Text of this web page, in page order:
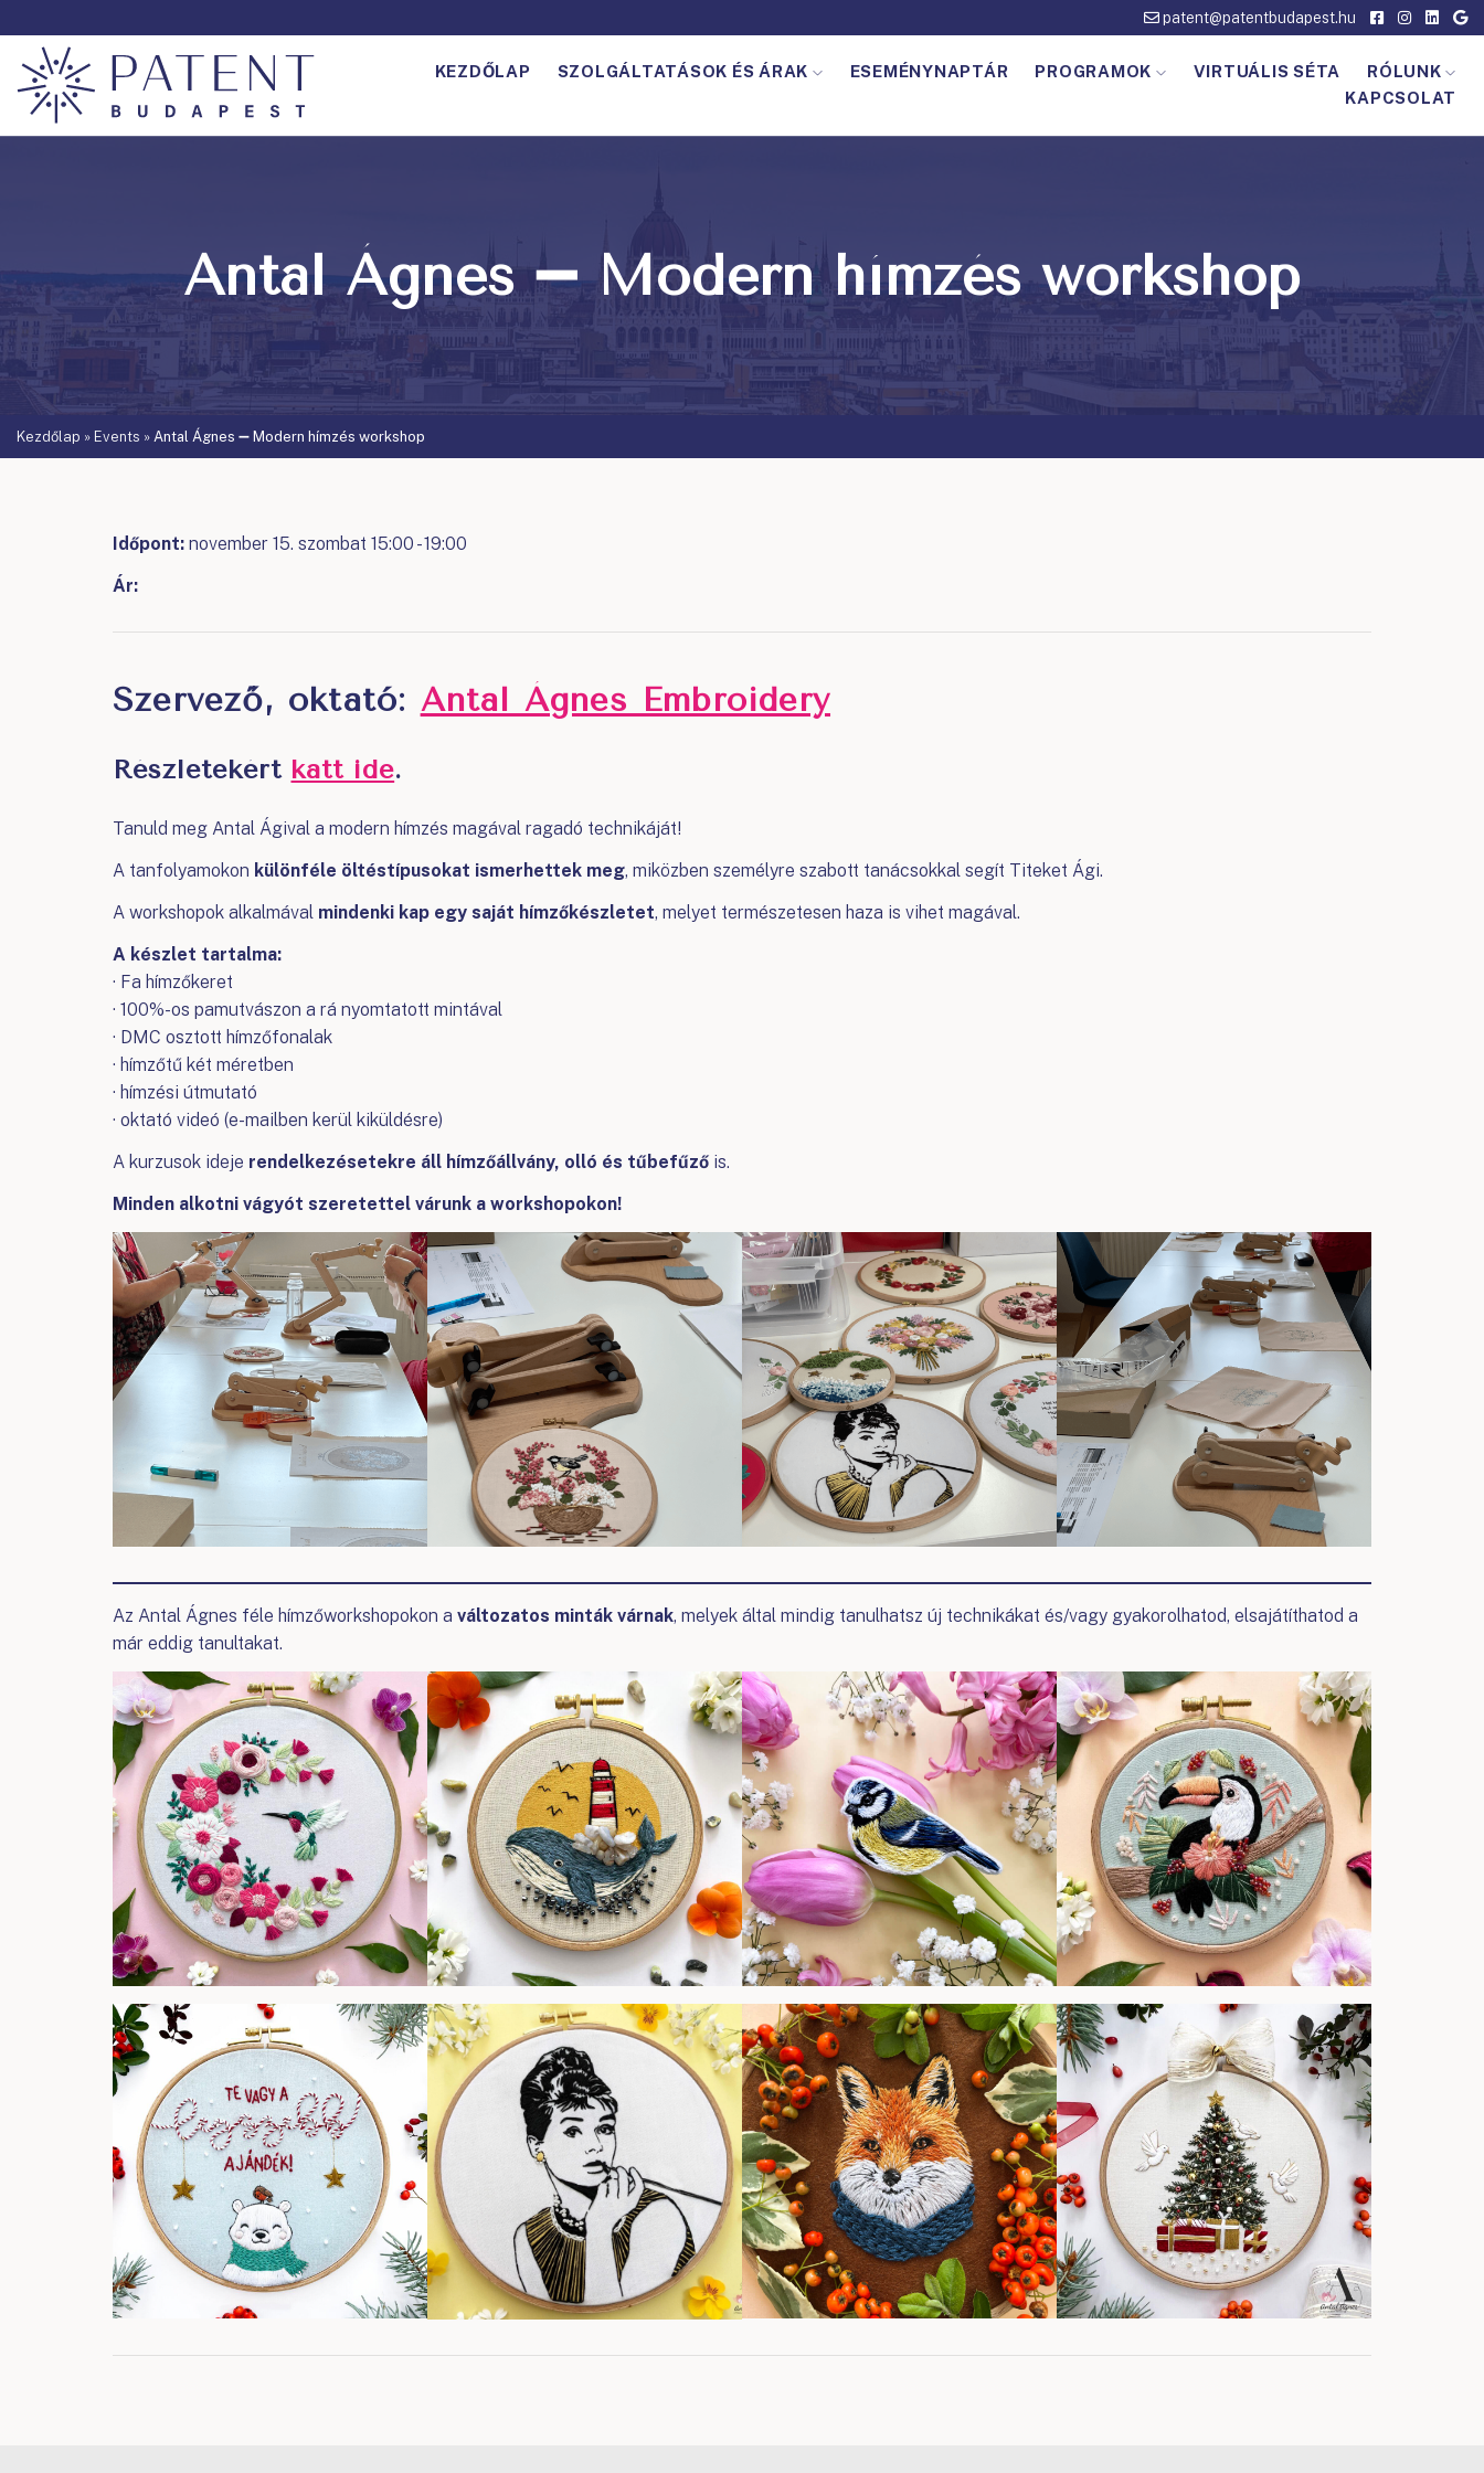
patent@patentbudapest.hu
KEZDŐLAP SZOLGÁLTATÁSOK ÉS ÁRAK ESEMÉNYNAPTÁR PROGRAMOK VIRTUÁLIS SÉTA
RÓLUNK
KAPCSOLAT
Antal Ágnes ➖ Modern hímzés workshop
Kezdőlap » Events » Antal Ágnes ➖ Modern hímzés workshop
Időpont: november 15. szombat 15:00 - 19:00
Ár:
Szervező, oktató: Antal Ágnes Embroidery
Részletekért katt ide.
Tanuld meg Antal Ágival a modern hímzés magával ragadó technikáját!
A tanfolyamokon különféle öltéstípusokat ismerhettek meg, miközben személyre szabott tanácsokkal segít Titeket Ági.
A workshopok alkalmával mindenki kap egy saját hímzőkészletet, melyet természetesen haza is vihet magával.
A készlet tartalma:
· Fa hímzőkeret
· 100%-os pamutvászon a rá nyomtatott mintával
· DMC osztott hímzőfonalak
· hímzőtű két méretben
· hímzési útmutató
· oktató videó (e-mailben kerül kiküldésre)
A kurzusok ideje rendelkezésetekre áll hímzőállvány, olló és tűbefűző is.
Minden alkotni vágyót szeretettel várunk a workshopokon!
Az Antal Ágnes féle hímzőworkshopokon a változatos minták várnak, melyek által mindig tanulhatsz új technikákat és/vagy gyakorolhatod, elsajátíthatod a
már eddig tanultakat.